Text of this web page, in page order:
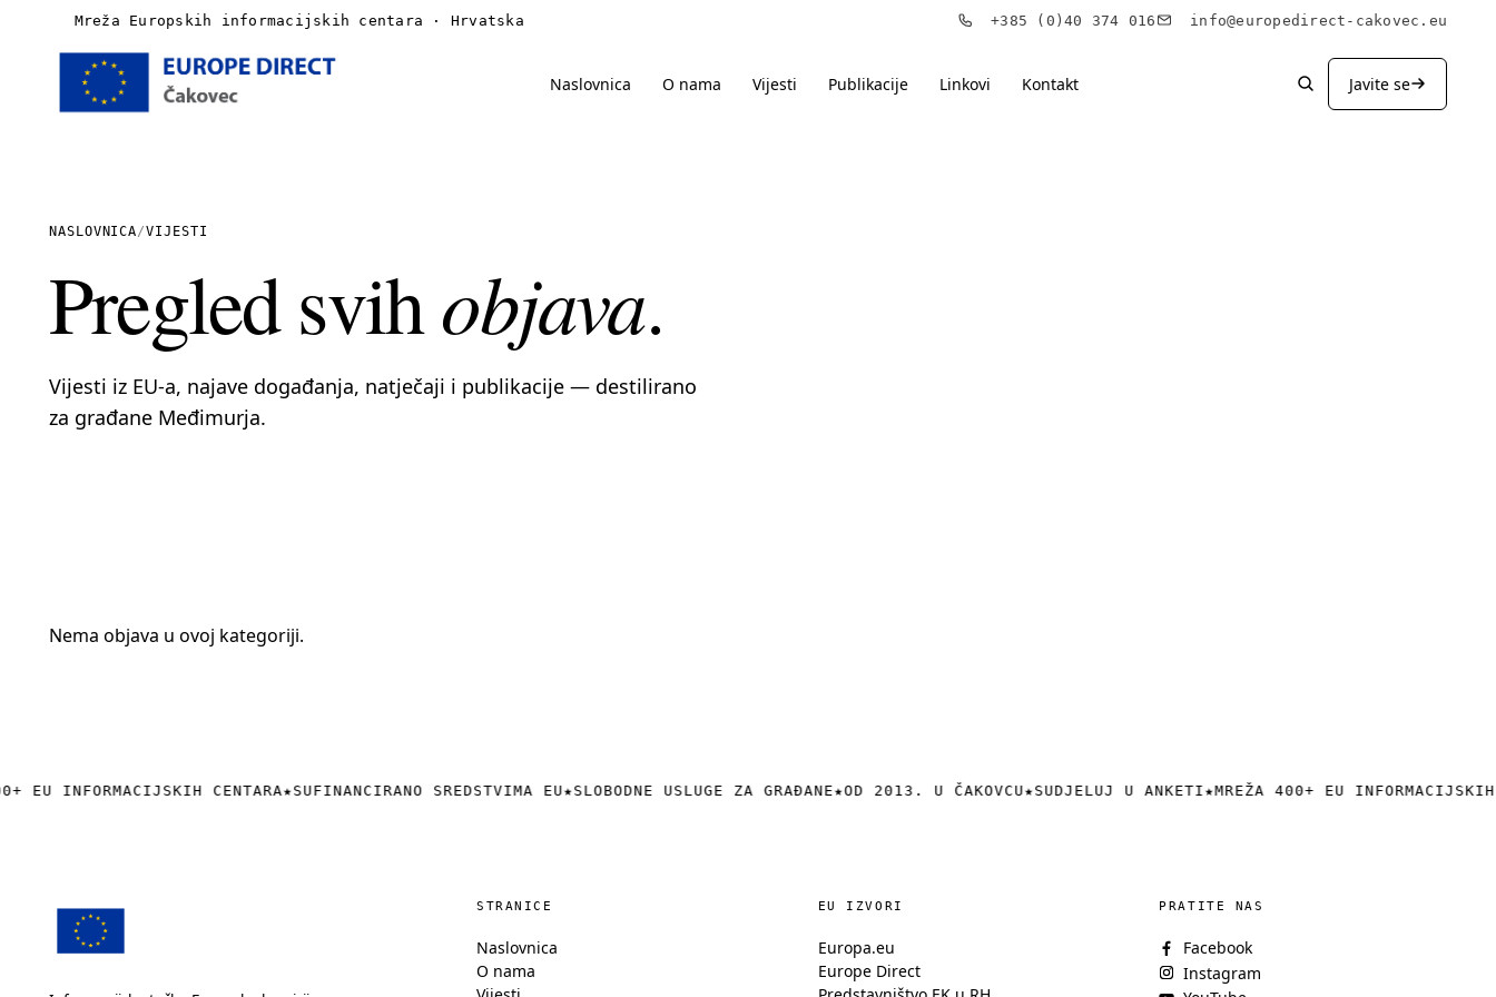
Mreža Europskih informacijskih centara · Hrvatska +385 (0)40 374 016 info@europedirect-cakovec.eu
Naslovnica O nama Vijesti Publikacije Linkovi Kontakt Javite se
Vijesti
Publikacije
Linkovi
NASLOVNICA/VIJESTI
Pregled svihobjava.
Vijesti iz EU-a, najave događanja, natječaji i publikacije — destilirano
za građane Međimurja.
Nema objava u ovoj kategoriji.
EU INFORMACIJSKIH CENTARA★SUFINANCIRANO SREDSTVIMA EU★SLOBODNE USLUGE ZA GRAĐANE★OD 2013. U ČAKOVCU★SUDJELUJ U ANKETI★MREŽA 400+ EU INFORMACIJSKIH
STRANICE
Naslovnica
O nama
EU IZVORI
Europa.eu
Europe Direct
PRATITE NAS
Facebook
Instagram